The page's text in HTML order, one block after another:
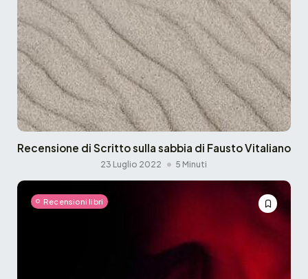
Recensione di Scritto sulla sabbia di Fausto Vitaliano
23 Luglio 2022 5 Minuti
Recensioni libri